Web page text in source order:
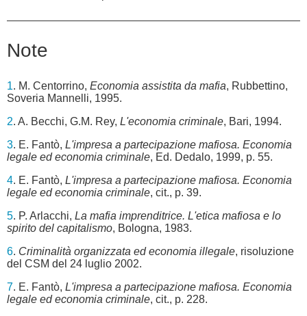
Note
1. M. Centorrino, Economia assistita da mafia, Rubbettino,
Soveria Mannelli, 1995.
2. A. Becchi, G.M. Rey, L'economia criminale, Bari, 1994.
3. E. Fantò, L'impresa a partecipazione mafiosa. Economia
legale ed economia criminale, Ed. Dedalo, 1999, p. 55.
4. E. Fantò, L'impresa a partecipazione mafiosa. Economia
legale ed economia criminale, cit., p. 39.
5. P. Arlacchi, La mafia imprenditrice. L'etica mafiosa e lo
spirito del capitalismo, Bologna, 1983.
6. Criminalità organizzata ed economia illegale, risoluzione
del CSM del 24 luglio 2002.
7. E. Fantò, L'impresa a partecipazione mafiosa. Economia
legale ed economia criminale, cit., p. 228.